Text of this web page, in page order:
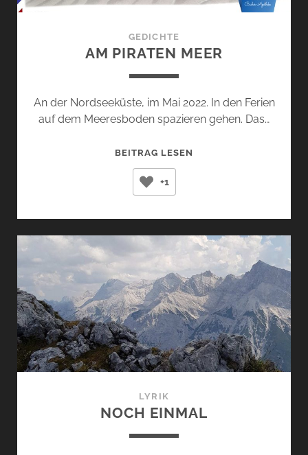
GEDICHTE
AM PIRATEN MEER
An der Nordseeküste, im Mai 2022. In den Ferien
auf dem Meeresboden spazieren gehen. Das…
BEITRAG LESEN
+1
LYRIK
NOCH EINMAL